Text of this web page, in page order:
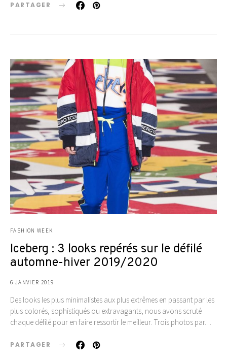
PARTAGER
FASHION WEEK
Iceberg : 3 looks repérés sur le défilé
automne-hiver 2019/2020
6 JANVIER 2019
Des looks les plus minimalistes aux plus extrêmes en passant par les
plus colorés, sophistiqués ou extravagants, nous avons scruté
chaque défilé pour en faire ressortir le meilleur. Trois photos par…
PARTAGER